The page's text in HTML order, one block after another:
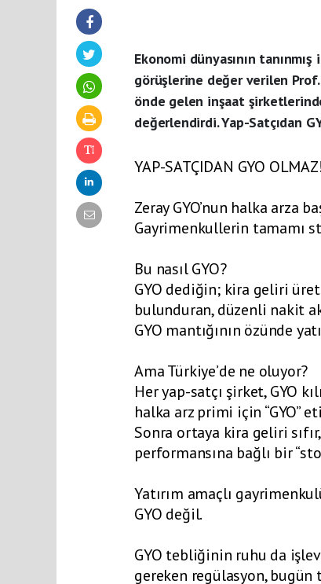
Ekonomi dünyasının
görüşlerine değer verilen
önde gelen inşaat
değerlendirdi. Yap-Satçıdan
YAP-SATÇIDAN GYO
Zeray GYO’nun halka arza
Gayrimenkullerin tamamı
Bu nasıl GYO?
GYO dediğin; kira geliri
bulunduran, düzenli nakit
GYO mantığının özünde
Ama Türkiye’de ne oluyor?
Her yap-satçı şirket, GYO
halka arz primi için “GYO”
Sonra ortaya kira geliri
performansına bağlı bir
Yatırım amaçlı
GYO değil.
GYO tebliğinin ruhu da işlevi
gereken regülasyon, bugün